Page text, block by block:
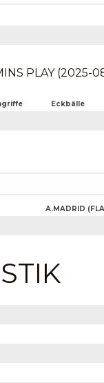
PLAY
Eckbälle
A.MADRID